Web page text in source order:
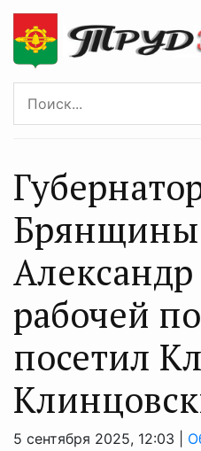
Брянщины
рабочей
посетил
5 сентября 2025, 12:03 |